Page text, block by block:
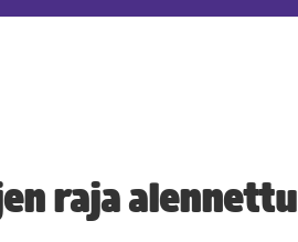
raja alennettu